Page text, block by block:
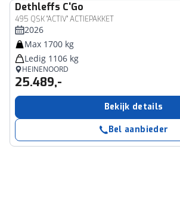
Dethleffs C'Go
495 QSK "ACTIV" ACTIEPAKKET
2026
Max 1700 kg
Ledig 1106 kg
HEINENOORD
25.489,-
Bekijk details
Bel aanbieder